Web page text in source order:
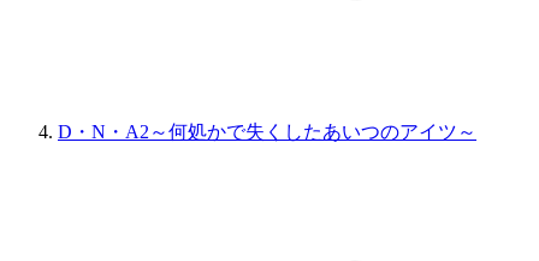
D・N・A2～何処かで失くしたあいつのアイツ～